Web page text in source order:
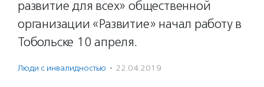
развитие для всех» общественной
организации «Развитие» начал работу в
Тобольске 10 апреля.
Люди с инвалидностью · 22.04.2019